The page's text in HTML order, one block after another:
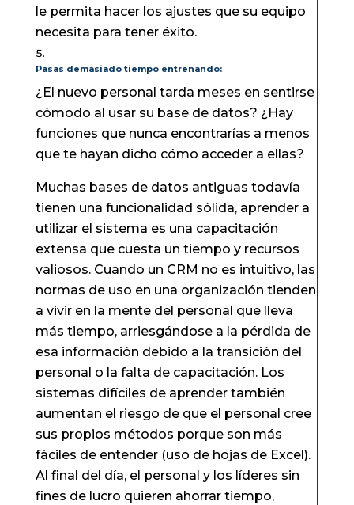
le permita hacer los ajustes que su equipo
necesita para tener éxito.
Pasas demasiado tiempo entrenando:
¿El nuevo personal tarda meses en sentirse
cómodo al usar su base de datos? ¿Hay
funciones que nunca encontrarías a menos
que te hayan dicho cómo acceder a ellas?
Muchas bases de datos antiguas todavía
tienen una funcionalidad sólida, aprender a
utilizar el sistema es una capacitación
extensa que cuesta un tiempo y recursos
valiosos. Cuando un CRM no es intuitivo, las
normas de uso en una organización tienden
a vivir en la mente del personal que lleva
más tiempo, arriesgándose a la pérdida de
esa información debido a la transición del
personal o la falta de capacitación. Los
sistemas difíciles de aprender también
aumentan el riesgo de que el personal cree
sus propios métodos porque son más
fáciles de entender (uso de hojas de Excel).
Al final del día, el personal y los líderes sin
fines de lucro quieren ahorrar tiempo,